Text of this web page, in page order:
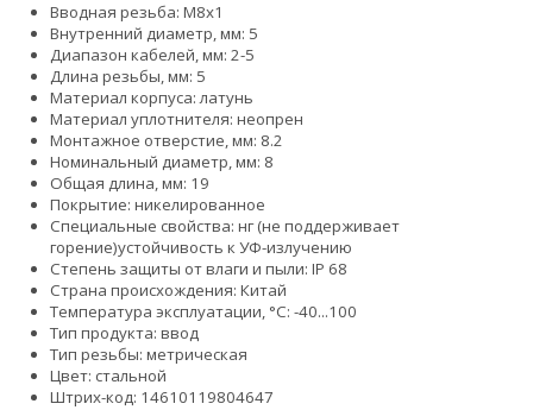
Вводная резьба: M8x1
Внутренний диаметр, мм: 5
Диапазон кабелей, мм: 2-5
Длина резьбы, мм: 5
Материал корпуса: латунь
Материал уплотнителя: неопрен
Монтажное отверстие, мм: 8.2
Номинальный диаметр, мм: 8
Общая длина, мм: 19
Покрытие: никелированное
Специальные свойства: нг (не поддерживает
горение)устойчивость к УФ-излучению
Степень защиты от влаги и пыли: IP 68
Страна происхождения: Китай
Температура эксплуатации, °С: -40...100
Тип продукта: ввод
Тип резьбы: метрическая
Цвет: стальной
Штрих-код: 14610119804647